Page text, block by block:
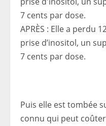
APRÈS : Elle a perdu
prise d’inositol, un
7 cents par dose.
Puis elle est tombée
connu qui peut